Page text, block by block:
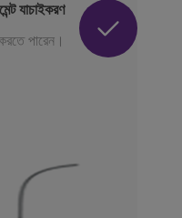
যাচাইকরণ
পারেন।